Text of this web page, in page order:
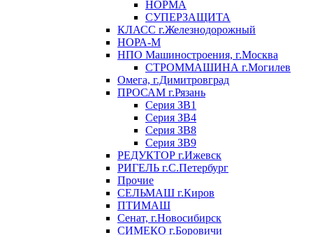
НОРМА
СУПЕРЗАЩИТА
КЛАСС г.Железнодорожный
НОРА-М
НПО Машиностроения, г.Москва
СТРОММАШИНА г.Могилев
Омега, г.Димитровград
ПРОСАМ г.Рязань
Серия ЗВ1
Серия ЗВ4
Серия ЗВ8
Серия ЗВ9
РЕДУКТОР г.Ижевск
РИГЕЛЬ г.С.Петербург
Прочие
СЕЛЬМАШ г.Киров
ПТИМАШ
Сенат, г.Новосибирск
СИМЕКО г.Боровичи